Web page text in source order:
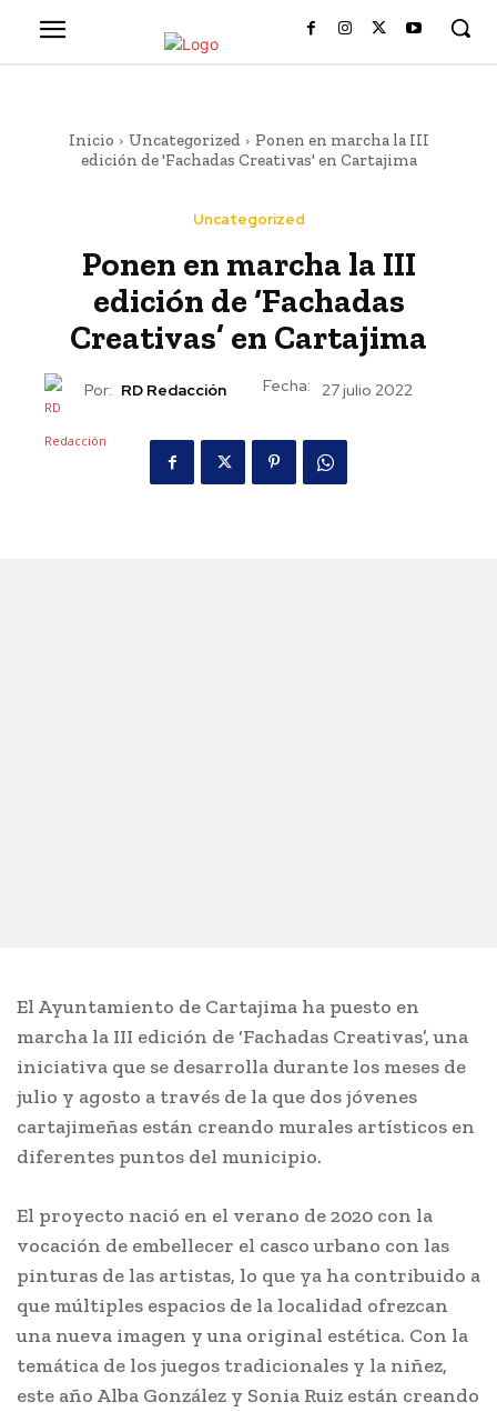
Inicio Uncategorized
Ponen en marcha la III
edición de 'Fachadas Creativas' en Cartajima
Uncategorized
Ponen en marcha la III
edición de ‘Fachadas
Creativas’ en Cartajima
Por: RD Redacción Fecha: 27 julio 2022
El Ayuntamiento de Cartajima ha puesto en
marcha la III edición de ‘Fachadas Creativas’, una
iniciativa que se desarrolla durante los meses de
julio y agosto a través de la que dos jóvenes
cartajimeñas están creando murales artísticos en
diferentes puntos del municipio.
El proyecto nació en el verano de 2020 con la
vocación de embellecer el casco urbano con las
pinturas de las artistas, lo que ya ha contribuido a
que múltiples espacios de la localidad ofrezcan
una nueva imagen y una original estética. Con la
temática de los juegos tradicionales y la niñez,
este año Alba González y Sonia Ruiz están creando